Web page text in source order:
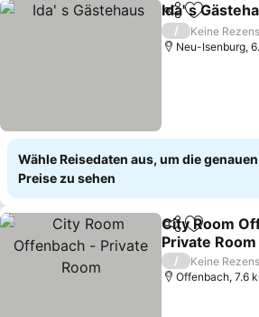
TeilenZu
Ida' s
/
Keine
Neu-Isenburg,
Wähle Reisedaten aus, um die genauen
Preise zu sehen
TeilenZu
City Room
Private Room
Preise sehen
/
Keine
Offenbach, 7.6